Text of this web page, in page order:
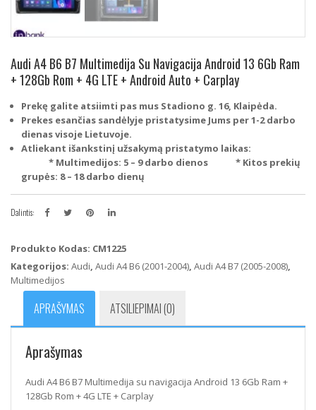
Audi A4 B6 B7 Multimedija Su Navigacija Android 13 6Gb Ram
+ 128Gb Rom + 4G LTE + Android Auto + Carplay
Prekę galite atsiimti pas mus Stadiono g. 16, Klaipėda.
Prekes esančias sandėlyje pristatysime Jums per 1-2 darbo
dienas visoje Lietuvoje.
Atliekant išankstinį užsakymą pristatymo laikas:
* Multimedijos: 5 – 9 darbo dienos * Kitos prekių
grupės: 8 – 18 darbo dienų
Dalintis:
Produkto Kodas: CM1225
Kategorijos: Audi, Audi A4 B6 (2001-2004), Audi A4 B7 (2005-2008),
Multimedijos
APRAŠYMAS ATSILIEPIMAI (0)
Aprašymas
Audi A4 B6 B7 Multimedija su navigacija Android 13 6Gb Ram +
128Gb Rom + 4G LTE + Carplay